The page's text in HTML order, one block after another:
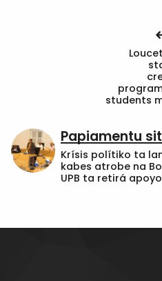
students
Papiamentu
Krísis polítiko ta
kabes atrobe na
UPB ta retirá